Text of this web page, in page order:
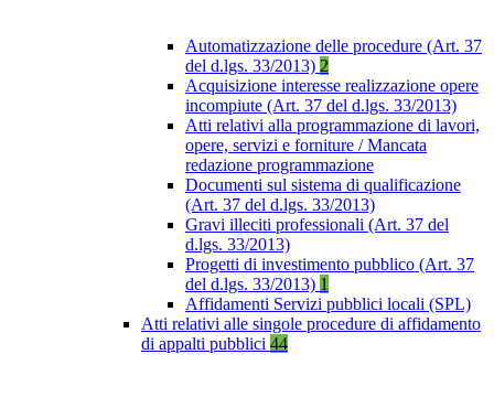
Automatizzazione delle procedure (Art. 37
del d.lgs. 33/2013) 2
Acquisizione interesse realizzazione opere
incompiute (Art. 37 del d.lgs. 33/2013)
Atti relativi alla programmazione di lavori,
opere, servizi e forniture / Mancata
redazione programmazione
Documenti sul sistema di qualificazione
(Art. 37 del d.lgs. 33/2013)
Gravi illeciti professionali (Art. 37 del
d.lgs. 33/2013)
Progetti di investimento pubblico (Art. 37
del d.lgs. 33/2013) 1
Affidamenti Servizi pubblici locali (SPL)
Atti relativi alle singole procedure di affidamento
di appalti pubblici 44